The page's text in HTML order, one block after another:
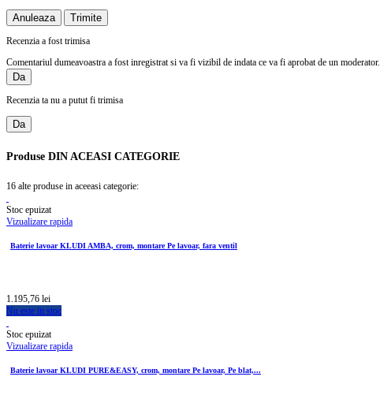
Anuleaza Trimite
Recenzia a fost trimisa
Comentariul dumeavoastra a fost inregistrat si va fi vizibil de indata ce va fi aprobat de un moderator.
Da
Recenzia ta nu a putut fi trimisa
Da
Produse DIN ACEASI CATEGORIE
16 alte produse in aceeasi categorie:
Stoc epuizat
Vizualizare rapida
Baterie lavoar KLUDI AMBA, crom, montare Pe lavoar, fara ventil
1.195,76 lei
Nu este in stoc
Stoc epuizat
Vizualizare rapida
Baterie lavoar KLUDI PURE&EASY, crom, montare Pe lavoar, Pe blat,...